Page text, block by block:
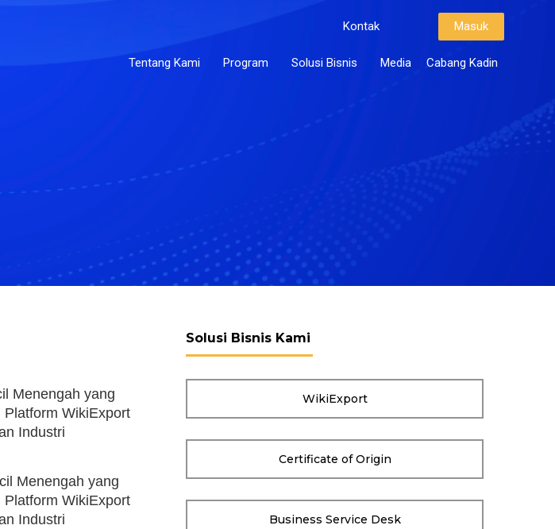
Kontak Masuk
Tentang Kami Program Solusi Bisnis Media Cabang Kadin
Menengah yang
Platform WikiExport
Industri
Menengah yang
WikiExport
Industri
Solusi Bisnis Kami
WikiExport
Certificate of Origin
Business Service Desk